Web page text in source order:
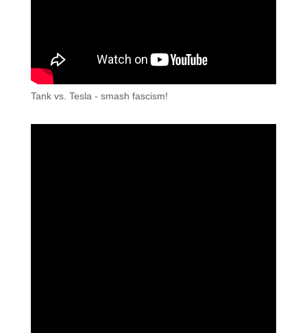
Tank vs. Tesla - smash fascism!